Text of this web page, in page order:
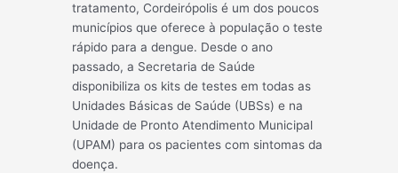
tratamento, Cordeirópolis é um dos poucos
municípios que oferece à população o teste
rápido para a dengue. Desde o ano
passado, a Secretaria de Saúde
disponibiliza os kits de testes em todas as
Unidades Básicas de Saúde (UBSs) e na
Unidade de Pronto Atendimento Municipal
(UPAM) para os pacientes com sintomas da
doença.